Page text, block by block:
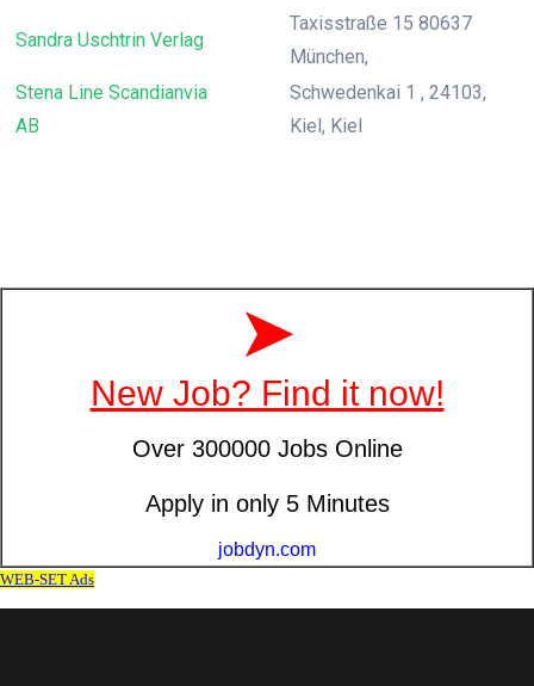
Sandra Uschtrin Verlag
Taxisstraße 15 80637
München,
Stena Line Scandianvia
AB
Schwedenkai 1 , 24103,
Kiel, Kiel